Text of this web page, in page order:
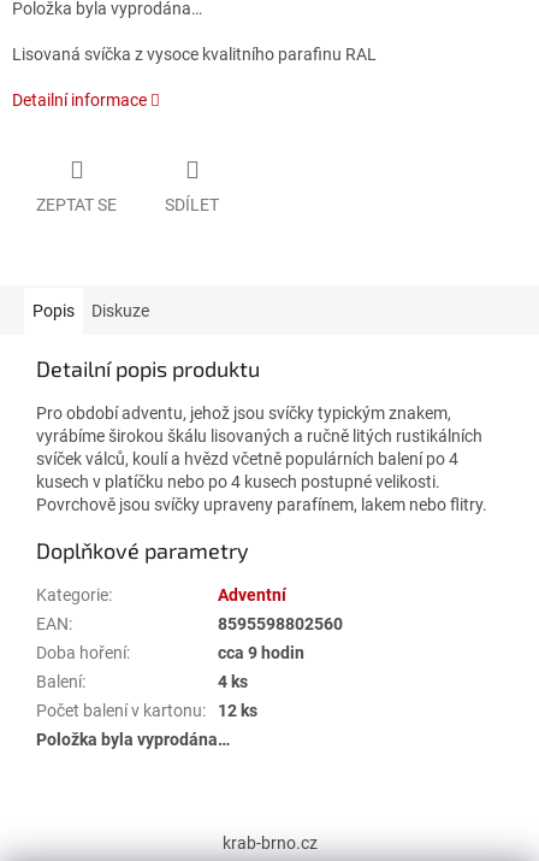
Položka byla vyprodána…
Lisovaná svíčka z vysoce kvalitního parafinu RAL
Detailní informace
ZEPTAT SE SDÍLET
Popis Diskuze
Detailní popis produktu
Pro období adventu, jehož jsou svíčky typickým znakem,
vyrábíme širokou škálu lisovaných a ručně litých rustikálních
svíček válců, koulí a hvězd včetně populárních balení po 4
kusech v platíčku nebo po 4 kusech postupné velikosti.
Povrchově jsou svíčky upraveny parafínem, lakem nebo flitry.
Doplňkové parametry
Kategorie:
Adventní
EAN:
8595598802560
Doba hoření:
cca 9 hodin
Balení:
4 ks
Počet balení v kartonu:
12 ks
Položka byla vyprodána…
krab-brno.cz